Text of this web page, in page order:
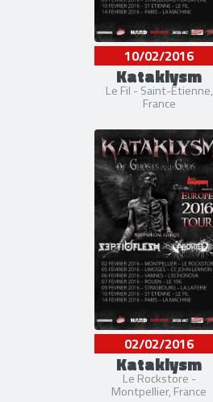
10/02/2016
Kataklysm
Le Fil - Saint-Etienne,
France
02/02/2016
Kataklysm
Le Rockstore -
Montpellier, France